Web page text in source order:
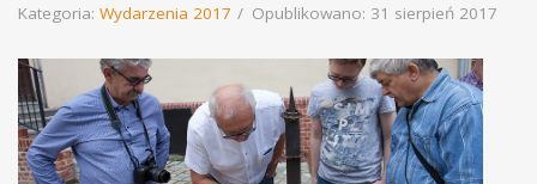
Kategoria: Wydarzenia 2017 Opublikowano: 31 sierpień 2017